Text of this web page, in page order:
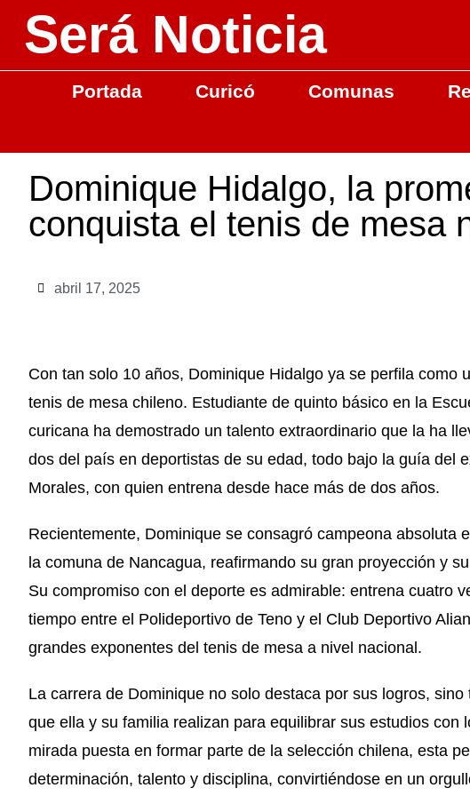
Será Noticia
Portada Curicó Comunas
Dominique Hidalgo, la
conquista el tenis de mesa
abril 17, 2025
Con tan solo 10 años, Dominique Hidalgo ya se perfila como
tenis de mesa chileno. Estudiante de quinto básico en la
curicana ha demostrado un talento extraordinario que la ha
dos del país en deportistas de su edad, todo bajo la guía del
Morales, con quien entrena desde hace más de dos años.
Recientemente, Dominique se consagró campeona absoluta
la comuna de Nancagua, reafirmando su gran proyección y
Su compromiso con el deporte es admirable: entrena cuatro
tiempo entre el Polideportivo de Teno y el Club Deportivo
grandes exponentes del tenis de mesa a nivel nacional.
La carrera de Dominique no solo destaca por sus logros,
que ella y su familia realizan para equilibrar sus estudios con
mirada puesta en formar parte de la selección chilena, esta
determinación, talento y disciplina, convirtiéndose en un